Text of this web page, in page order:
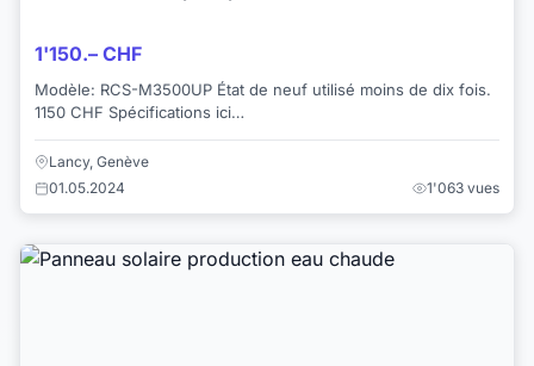
1'150.– CHF
Modèle: RCS-M3500UP État de neuf utilisé moins de dix fois.
1150 CHF Spécifications ici
Lancy, Genève
01.05.2024
1'063 vues